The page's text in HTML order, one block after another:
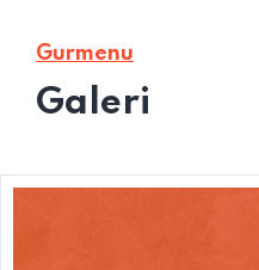
Gurmenu
Galeri